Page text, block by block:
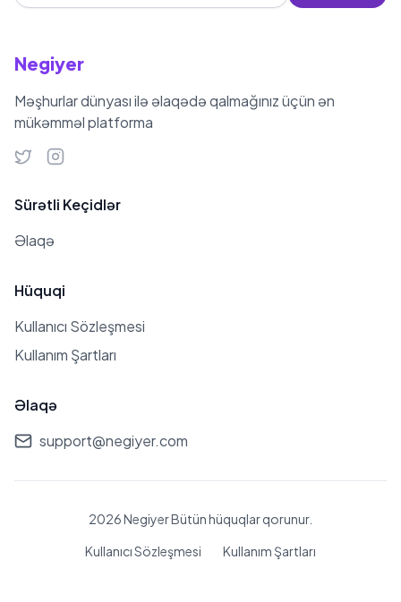
Negiyer
Məşhurlar dünyası ilə əlaqədə qalmağınız üçün ən
mükəmməl platforma
Sürətli Keçidlər
Əlaqə
Hüquqi
Kullanıcı Sözleşmesi
Kullanım Şartları
Əlaqə
support@negiyer.com
2026 Negiyer Bütün hüquqlar qorunur.
Kullanıcı Sözleşmesi
Kullanım Şartları